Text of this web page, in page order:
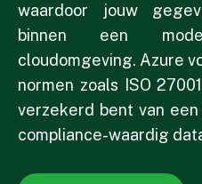
waardoor jouw
binnen een
cloudomgeving. Azure
normen zoals ISO
verzekerd bent van
compliance-waardig